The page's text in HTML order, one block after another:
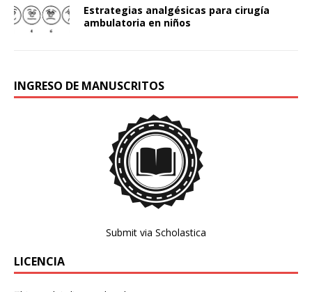
Estrategias analgésicas para cirugía
ambulatoria en niños
INGRESO DE MANUSCRITOS
Submit via Scholastica
LICENCIA